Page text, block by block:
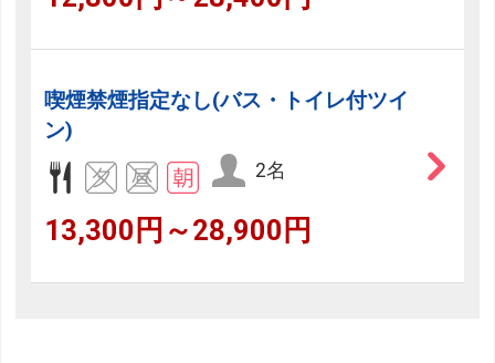
喫煙禁煙指定なし(バス・トイレ付ツイ
ン)
2名
13,300円～28,900円